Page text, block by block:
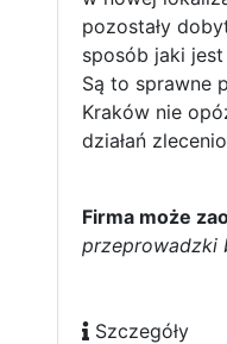
pozostały
sposób jaki
Są to sprawne
Kraków nie
działań
Firma może
przeprowadzki
Szczegóły